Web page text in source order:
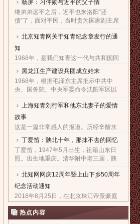
杨屏：习仲勋与近平的父子情
继弟弟远平之后，近平也来洛阳“还
债”了，面对平民，当时贵为国家副主席
的他，几乎90度的庄严一躬，鞠出了习
家父子对天下老百姓的良心！也鞠出了
习仲勋与近平撼人心魄的父......
北京知青网关于知青纪念章发行的通
知
1968年，是我们知青这一代与共和国同
命运共前进的同龄人值得隆重纪念的一
年。因为，知青这个在特殊历史时期产
生的特殊群体，在共和国发展的史册
上，以自己的青春、热血和忠......
黑龙江生产建设兵团成立始末
1968年，根据毛泽东主席批示中共中
央、国务院、中央军委命令沈阳军区以
原东北农垦总局所属农场为基础，组建
黑龙江生产建设兵团，在黑龙江省边境
地区执行“屯垦戍边”任务。......
上海知青刘行军和他东北妻子的爱情
故事
这是一篇非常感人的报道。历经辛酸坎
坷，终于同18年前的爱人生活到了一
起，黑龙江省五大连池市女子王亚文和
知青刘行军之间的动人爱情故事，演绎
了生活版的“小芳的故事”。......
丁爱笛：陕北十年，那抹不去的回忆
丁爱笛，1947年5月出生，祖籍山东日
照。出生地重庆。清华附中老三届，陕
北延川插队十年，做过四年生产队长，
四年大队书记兼公社副书记。1978年恢
复高考进入上海工业大学。现......
北知网网庆12周年暨上山下乡50周年
纪念活动通知
2018年8月25日，在北京珠江帝景豪庭
酒店二楼举办盛大隆重的“庆祝北京知青
网成立十二周年暨纪念上山下乡五十周
年文艺联欢会”。热烈欢迎广大知青朋友
热点内容